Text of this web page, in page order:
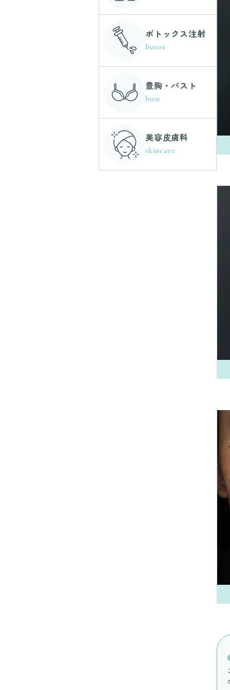
ボトックス注射
botox
豊胸・バスト
bust
美容皮膚科
skincare